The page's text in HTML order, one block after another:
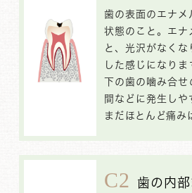
歯の表面のエナメ
状態のこと。エナ
と、光沢がなくな
した感じになりま
下の歯の噛み合
間などに発生しや
まだほとんど痛み
C2 歯の内